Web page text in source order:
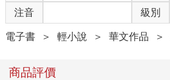
注音 級別
電子書 ＞ 輕小說 ＞ 華文作品 ＞
商品評價